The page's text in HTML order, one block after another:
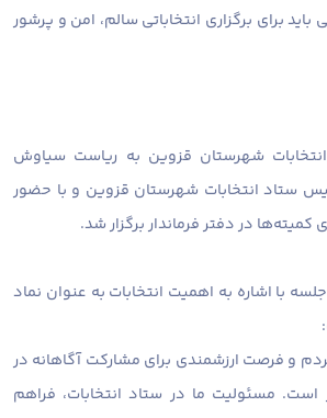
برای برگزاری انتخاباتی سالم، امن و پرشور
شهرستان قزوین به ریاست سیاوش
ستاد انتخابات شهرستان قزوین و با حضور
کمیته‌ها در دفتر فرماندار برگزار شد.
با اشاره به اهمیت انتخابات به عنوان نماد
و فرصت ارزشمندی برای مشارکت آگاهانه در
مسئولیت ما در ستاد انتخابات، فراهم